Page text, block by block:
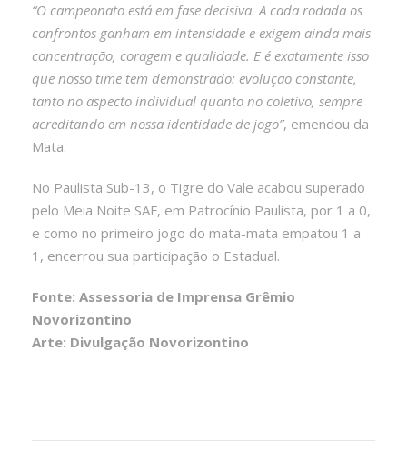
“O campeonato está em fase decisiva. A cada rodada os
confrontos ganham em intensidade e exigem ainda mais
concentração, coragem e qualidade. E é exatamente isso
que nosso time tem demonstrado: evolução constante,
tanto no aspecto individual quanto no coletivo, sempre
acreditando em nossa identidade de jogo”, emendou da
Mata.
No Paulista Sub-13, o Tigre do Vale acabou superado
pelo Meia Noite SAF, em Patrocínio Paulista, por 1 a 0,
e como no primeiro jogo do mata-mata empatou 1 a
1, encerrou sua participação o Estadual.
Fonte: Assessoria de Imprensa Grêmio
Novorizontino
Arte: Divulgação Novorizontino